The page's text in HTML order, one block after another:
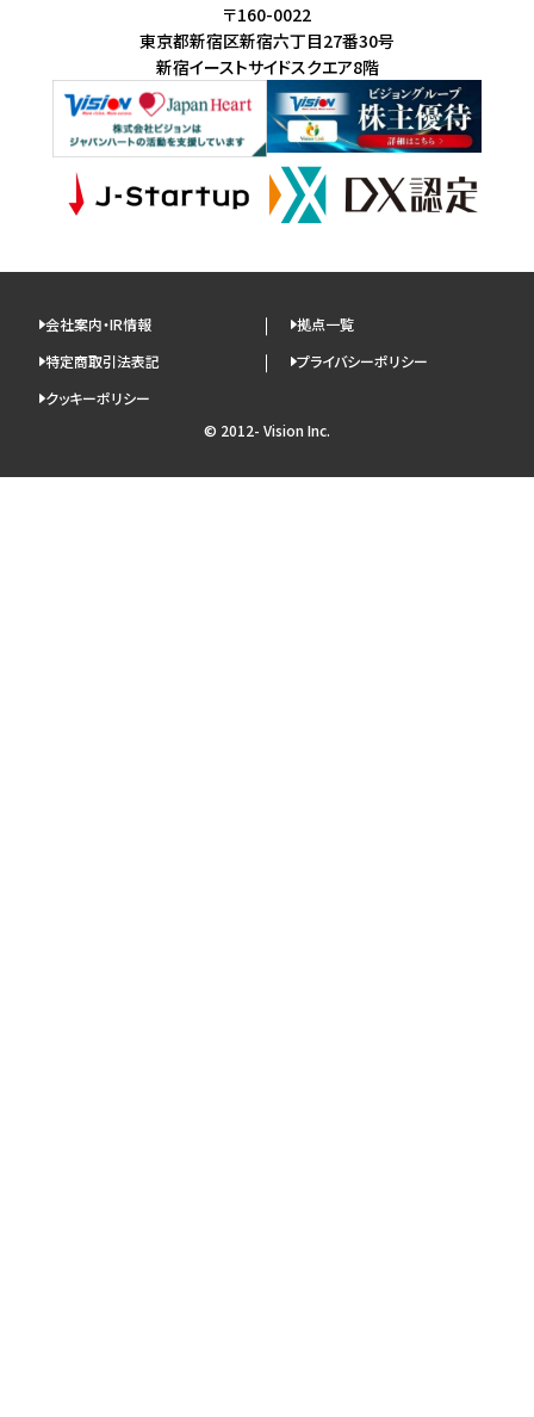
〒160-0022
東京都新宿区新宿六丁目27番30号
新宿イーストサイドスクエア8階
会社案内・IR情報
拠点一覧
特定商取引法表記
プライバシーポリシー
クッキーポリシー
© 2012- Vision Inc.